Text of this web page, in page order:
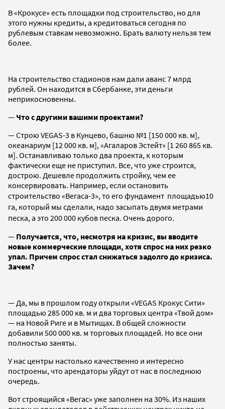
В «Крокусе» есть площадки под строительство, но для
этого нужны кредиты, а кредитоваться сегодня по
рублевым ставкам невозможно. Брать валюту нельзя тем
более.
На строительство стадионов нам дали аванс 7 млрд
рублей. Он находится в Сбербанке, эти деньги
неприкосновенны.
— Что с другими вашими проектами?
— Строю VEGAS-3 в Кунцево, башню №1 [150 000 кв. м],
океанариум [12 000 кв. м], «Агаларов Эстейт» [1 260 865 кв.
м]. Останавливаю только два проекта, к которым
фактически еще не приступил. Все, что уже строится,
дострою. Дешевле продолжить стройку, чем ее
консервировать. Например, если остановить
строительство «Вегаса-3», то его фундамент площадью10
га, который мы сделали, надо засыпать двумя метрами
песка, а это 200 000 кубов песка. Очень дорого.
— Получается, что, несмотря на кризис, вы вводите
новые коммерческие площади, хотя спрос на них резко
упал. Причем спрос стал снижаться задолго до кризиса.
Зачем?
— Да, мы в прошлом году открыли «VEGAS Крокус Сити»
площадью 285 000 кв. м и два торговых центра «Твой дом»
— на Новой Риге и в Мытищах. В общей сложности
добавили 500 000 кв. м торговых площадей. Но все они
полностью заняты.
У нас центры настолько качественно и интересно
построены, что арендаторы уйдут от нас в последнюю
очередь.
Вот строящийся «Вегас» уже заполнен на 30%. Из наших